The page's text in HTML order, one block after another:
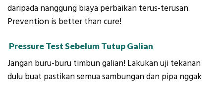
daripada nanggung biaya perbaikan terus-terusan.
Prevention is better than cure!
Pressure Test Sebelum Tutup Galian
Jangan buru-buru timbun galian! Lakukan uji tekanan
dulu buat pastikan semua sambungan dan pipa nggak